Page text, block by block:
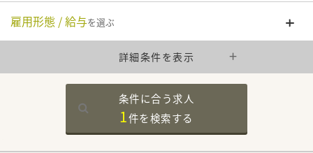
雇用形態 / 給与を選ぶ
詳細条件を表示
条件に合う求人
1件を検索する